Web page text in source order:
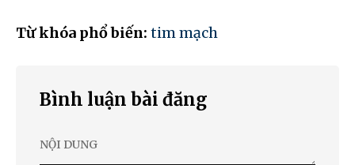
Từ khóa phổ biến: tim mạch
Bình luận bài đăng